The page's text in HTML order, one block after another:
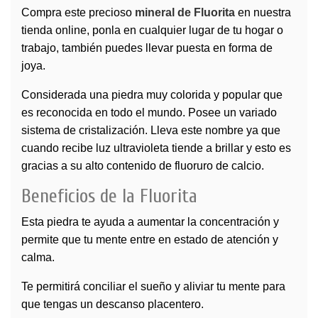
Compra este precioso mineral de Fluorita en nuestra
tienda online, ponla en cualquier lugar de tu hogar o
trabajo, también puedes llevar puesta en forma de
joya.
Considerada una piedra muy colorida y popular que
es reconocida en todo el mundo. Posee un variado
sistema de cristalización. Lleva este nombre ya que
cuando recibe luz ultravioleta tiende a brillar y esto es
gracias a su alto contenido de fluoruro de calcio.
Beneficios de la Fluorita
Esta piedra te ayuda a aumentar la concentración y
permite que tu mente entre en estado de atención y
calma.
Te permitirá conciliar el sueño y aliviar tu mente para
que tengas un descanso placentero.